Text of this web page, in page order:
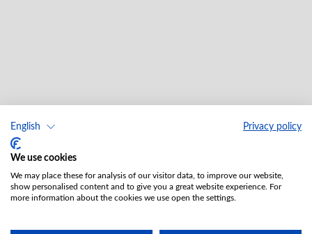
English Privacy policy
We use cookies
We may place these for analysis of our visitor data, to improve our website,
show personalised content and to give you a great website experience. For
more information about the cookies we use open the settings.